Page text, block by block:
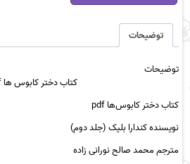
pdf
عدد
توضیحات
توضیحات
کتاب دختر کابوس ها pdf
کتاب دختر کابوس‌ها pdf
نویسنده کندارا بلیک (جلد دوم)
مترجم محمد صالح نورانی زاده